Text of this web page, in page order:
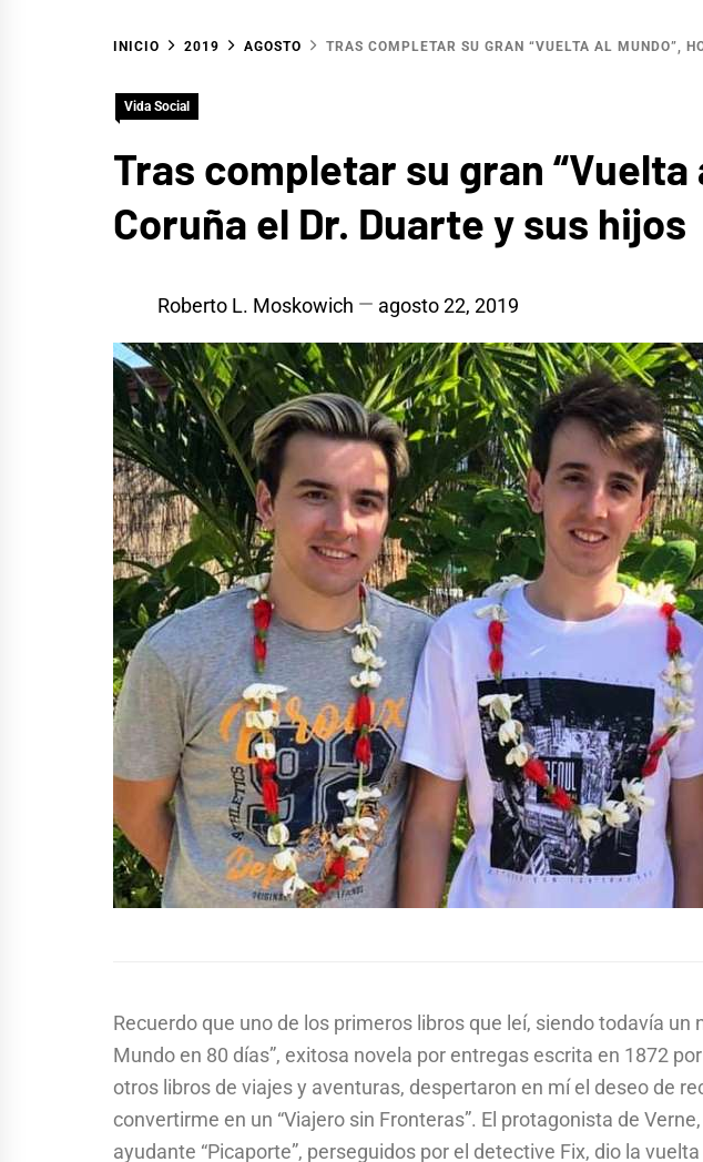
INICIO 2019 AGOSTO TRAS COMPLETAR SU GRAN “VUELTA AL MUNDO”,
Vida Social
Tras completar su gran
Coruña el Dr. Duarte y sus hijos
Roberto L. Moskowich agosto 22, 2019
Recuerdo que uno de los primeros libros que leí, siendo todavía un
Mundo en 80 días”, exitosa novela por entregas escrita en 1872
otros libros de viajes y aventuras, despertaron en mí el deseo de
convertirme en un “Viajero sin Fronteras”. El protagonista de
ayudante “Picaporte”, perseguidos por el detective Fix, dio la